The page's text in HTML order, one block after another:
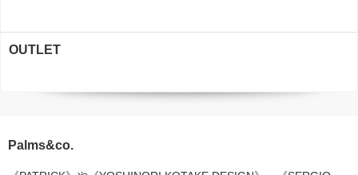
OUTLET
Palms&co.